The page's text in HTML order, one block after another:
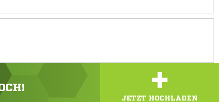
+
JETZT HOCHLADEN